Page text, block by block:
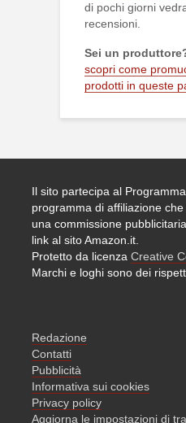
di pochi giorni
recensioni.
Sei un
scopri come
prodotti in queste
Il sito partecipa al
programma di affiliazione
una commissione
link al sito Amazon.it.
Protetto da licenza Creative
Marchi e loghi sono dei
Redazione
Contatti
Pubblicità
Informativa sui cookies
Privacy policy
Aggiorna le impostazioni di